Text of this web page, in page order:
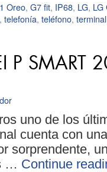
Oreo, G7 fit, IP68, LG, LG
, telefonía, teléfono, terminal
P SMART
uno de los
cuenta con
sorprendente,
… Continue